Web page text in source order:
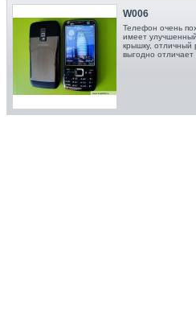
W006
Телефон очень
имеет
крышку, отличный
выгодно